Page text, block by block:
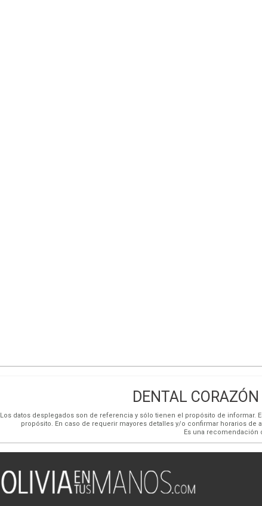
DENTAL
Los datos desplegados son de referencia y sólo tienen el propósito de
propósito. En caso de requerir mayores detalles y/o confirmar horarios
Es una recomendación